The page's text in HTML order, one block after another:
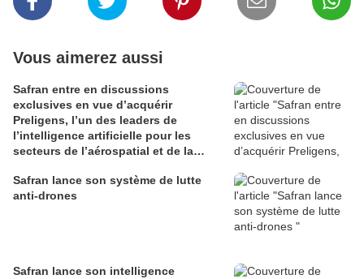
Vous aimerez aussi
Safran entre en discussions
exclusives en vue d’acquérir
Preligens, l’un des leaders de
l’intelligence artificielle pour les
secteurs de l’aérospatial et de la
Safran lance son système de lutte
anti-drones
Safran lance son intelligence